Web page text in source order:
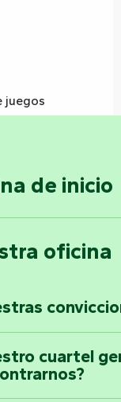
de inicio
oficina
cuartel
juegos